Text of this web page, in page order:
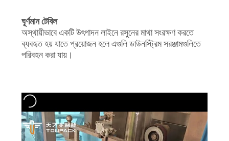
ঘূর্ণমান টেবিল
অস্থায়ীভাবে একটি উৎপাদন লাইনে রসুনের মাথা সংরক্ষণ করতে
ব্যবহৃত হয় যাতে প্রয়োজন হলে এগুলি ডাউনস্ট্রিম সরঞ্জামগুলিতে
পরিবহন করা যায়।